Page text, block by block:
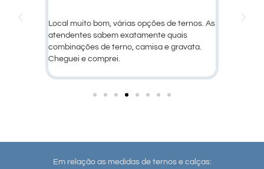
Ótimo atendimento e qualidade dos
produtos!
Em relação as medidas de ternos e calças: